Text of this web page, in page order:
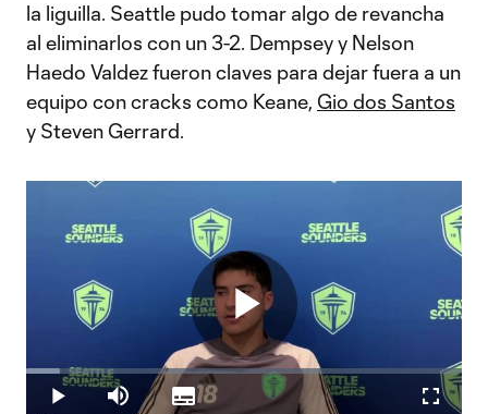
la liguilla. Seattle pudo tomar algo de revancha
al eliminarlos con un 3-2. Dempsey y Nelson
Haedo Valdez fueron claves para dejar fuera a un
equipo con cracks como Keane, Gio dos Santos
y Steven Gerrard.
Play
Play Mute
Loaded:
7.73%
Subtitles